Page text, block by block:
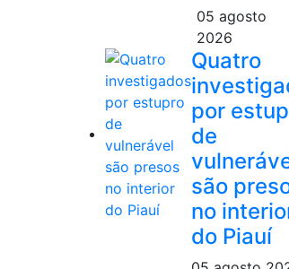
05 agosto
2026
Quatro
por
de
são
no
do Piauí